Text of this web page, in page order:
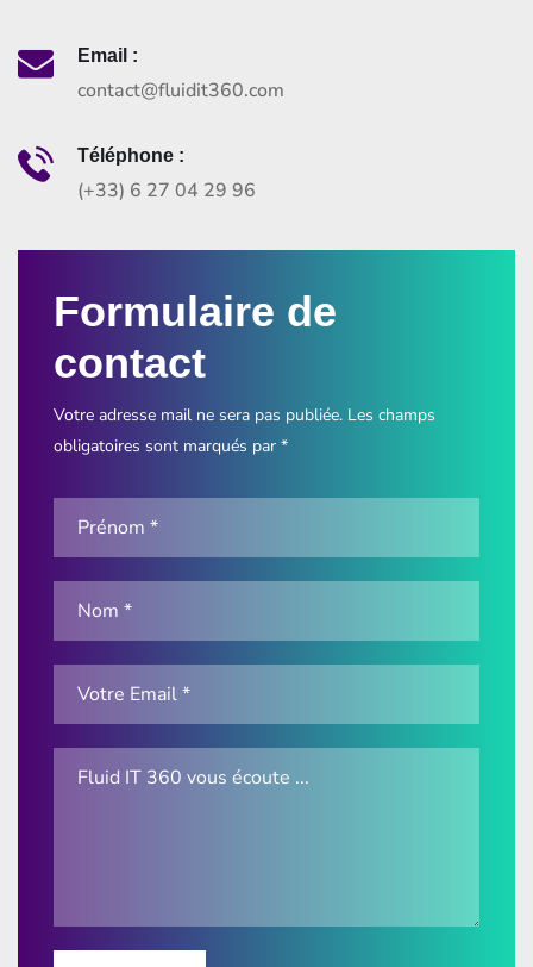
Email :
contact@fluidit360.com
Téléphone :
(+33) 6 27 04 29 96
Formulaire de
contact
Votre adresse mail ne sera pas publiée. Les champs
obligatoires sont marqués par *